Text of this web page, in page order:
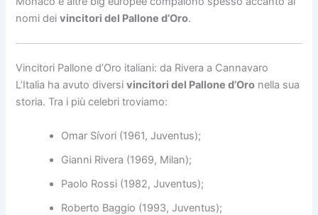
nomi deivincitori del Pallone d’Oro.
Vincitori Pallone d’Oro italiani: da Rivera a Cannavaro
L’Italia ha avuto diversivincitori del Pallone d’Oro nella sua
storia. Tra i più celebri troviamo:
Omar Sívori (1961, Juventus);
Gianni Rivera (1969, Milan);
Paolo Rossi (1982, Juventus);
Roberto Baggio (1993, Juventus);